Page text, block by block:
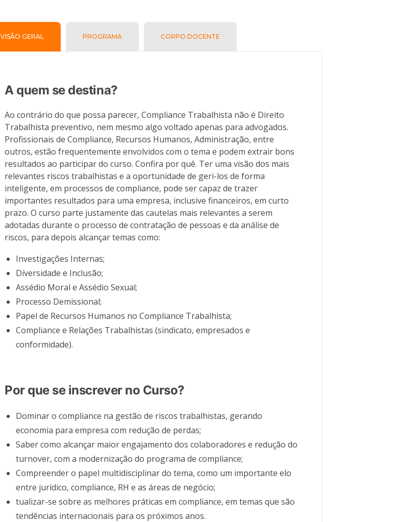
VISÃO GERAL PROGRAMA CORPO DOCENTE
A quem se destina?
Ao contrário do que possa parecer, Compliance Trabalhista não é Direito
Trabalhista preventivo, nem mesmo algo voltado apenas para advogados.
Profissionais de Compliance, Recursos Humanos, Administração, entre
outros, estão frequentemente envolvidos com o tema e podem extrair bons
resultados ao participar do curso. Confira por quê. Ter uma visão dos mais
relevantes riscos trabalhistas e a oportunidade de geri-los de forma
inteligente, em processos de compliance, pode ser capaz de trazer
importantes resultados para uma empresa, inclusive financeiros, em curto
prazo. O curso parte justamente das cautelas mais relevantes a serem
adotadas durante o processo de contratação de pessoas e da análise de
riscos, para depois alcançar temas como:
Investigações Internas;
Diversidade e Inclusão;
Assédio Moral e Assédio Sexual;
Processo Demissional;
Papel de Recursos Humanos no Compliance Trabalhista;
Compliance e Relações Trabalhistas (sindicato, empresados e
conformidade).
Por que se inscrever no Curso?
Dominar o compliance na gestão de riscos trabalhistas, gerando
economia para empresa com redução de perdas;
Saber como alcançar maior engajamento dos colaboradores e redução do
turnover, com a modernização do programa de compliance;
Compreender o papel multidisciplinar do tema, como um importante elo
entre jurídico, compliance, RH e as áreas de negócio;
tualizar-se sobre as melhores práticas em compliance, em temas que são
tendências internacionais para os próximos anos.